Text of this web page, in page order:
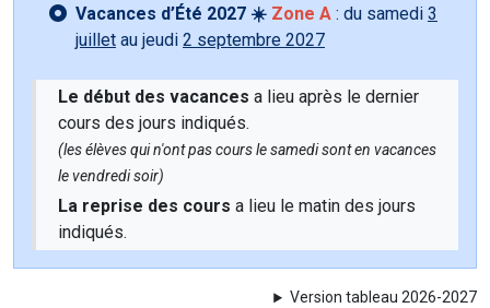
Vacances d’Été 2027 ☀️ Zone A : du samedi 3
juillet au jeudi 2 septembre 2027
Le début des vacances a lieu après le dernier
cours des jours indiqués.
(les élèves qui n'ont pas cours le samedi sont en vacances
le vendredi soir)
La reprise des cours a lieu le matin des jours
indiqués.
Version tableau 2026-2027